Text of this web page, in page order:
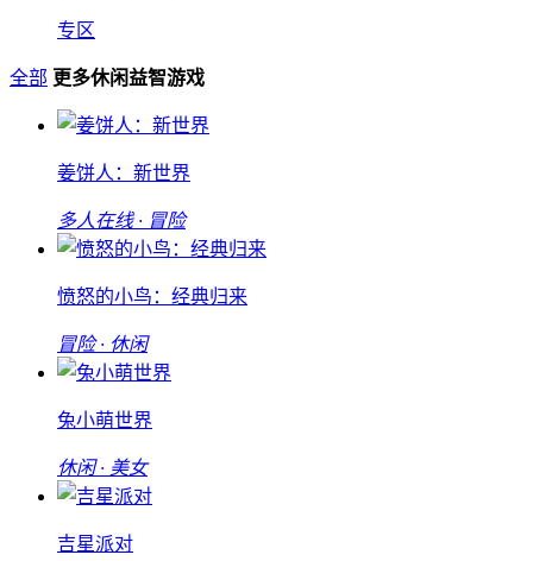
专区
全部 更多休闲益智游戏
姜饼人：新世界
多人在线 · 冒险
愤怒的小鸟：经典归来
冒险 · 休闲
兔小萌世界
休闲 · 美女
吉星派对